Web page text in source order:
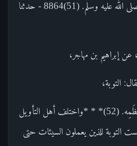
سمعت من رسول الله صلى الله عليه وسلم. (51)8864 - حدثنا
إبراهيم بن مهاجر،
التوبة،
مبسوطة ما لم يُؤخذ بكَظَمِه. (52)* * *واختلف أهل التأويل
التوبة للذين يعملون السيئات حتى